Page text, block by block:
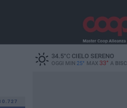
34.5°CCIELO SERENO
OGGI MIN 25° MAX 33° A